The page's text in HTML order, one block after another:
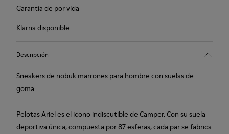
Garantía de por vida
Klarna disponible
Descripción
Sneakers de nobuk marrones para hombre con suelas de
goma.
Pelotas Ariel es el icono indiscutible de Camper. Con su suela
deportiva única, compuesta por 87 esferas, cada par se fabrica